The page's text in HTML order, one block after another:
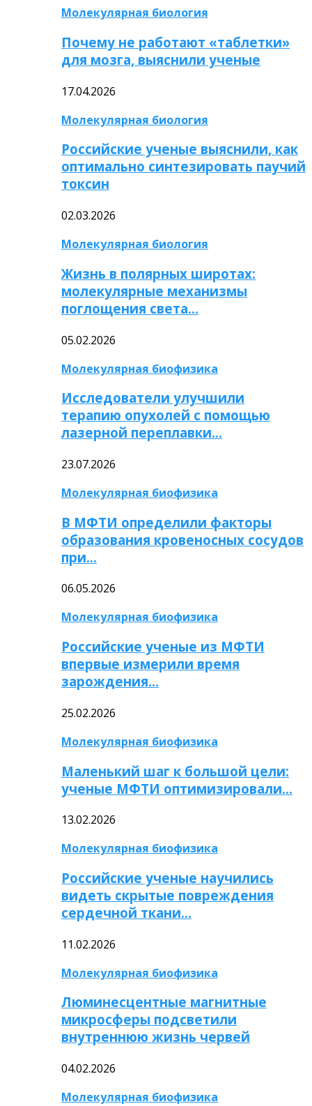
Молекулярная биология
Почему не работают «таблетки»
для мозга, выяснили ученые
17.04.2026
Молекулярная биология
Российские ученые выяснили, как
оптимально синтезировать паучий
токсин
02.03.2026
Молекулярная биология
Жизнь в полярных широтах:
молекулярные механизмы
поглощения света…
05.02.2026
Молекулярная биофизика
Исследователи улучшили
терапию опухолей с помощью
лазерной переплавки…
23.07.2026
Молекулярная биофизика
В МФТИ определили факторы
образования кровеносных сосудов
при…
06.05.2026
Молекулярная биофизика
Российские ученые из МФТИ
впервые измерили время
зарождения…
25.02.2026
Молекулярная биофизика
Маленький шаг к большой цели:
ученые МФТИ оптимизировали…
13.02.2026
Молекулярная биофизика
Российские ученые научились
видеть скрытые повреждения
сердечной ткани…
11.02.2026
Молекулярная биофизика
Люминесцентные магнитные
микросферы подсветили
внутреннюю жизнь червей
04.02.2026
Молекулярная биофизика